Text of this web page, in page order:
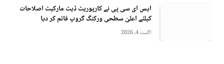
ایس ای سی پی نے کارپوریٹ ڈیٹ مارکیٹ اصلاحات
کیلئے اعلیٰ سطحی ورکنگ گروپ قائم کر دیا
اگست 4, 2026